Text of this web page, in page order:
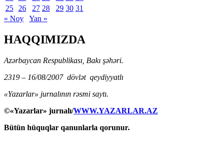
25
26 27 28 29 30 31
« Noy
Yan »
HAQQIMIZDA
Azərbaycan Respublikası, Bakı şəhəri.
2319 – 16/08/2007 dövlət qeydiyyatlı
«Yazarlar» jurnalının rəsmi saytı.
©«Yazarlar» jurnalı/WWW.YAZARLAR.AZ
Bütün hüquqlar qanunlarla qorunur.